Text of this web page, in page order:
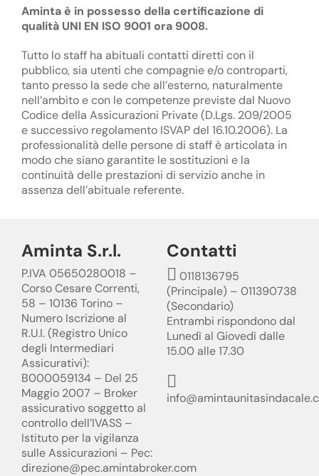
Aminta è in possesso della certificazione di
qualità UNI EN ISO 9001 ora 9008.
Tutto lo staff ha abituali contatti diretti con il
pubblico, sia utenti che compagnie e/o controparti,
tanto presso la sede che all’esterno, naturalmente
nell’ambito e con le competenze previste dal Nuovo
Codice della Assicurazioni Private (D.Lgs. 209/2005
e successivo regolamento ISVAP del 16.10.2006). La
professionalità delle persone di staff è articolata in
modo che siano garantite le sostituzioni e la
continuità delle prestazioni di servizio anche in
assenza dell’abituale referente.
Aminta S.r.l.
P.IVA 05650280018 –
Corso Cesare Correnti,
58 – 10136 Torino –
Numero Iscrizione al
R.U.I. (Registro Unico
degli Intermediari
Assicurativi):
B000059134 – Del 25
Maggio 2007 – Broker
assicurativo soggetto al
controllo dell’IVASS –
Istituto per la vigilanza
sulle Assicurazioni – Pec:
direzione@pec.amintabroker.com
Contatti
0118136795
(Principale) – 011390738
(Secondario)
Entrambi rispondono dal
Lunedì al Giovedì dalle
15.00 alle 17.30